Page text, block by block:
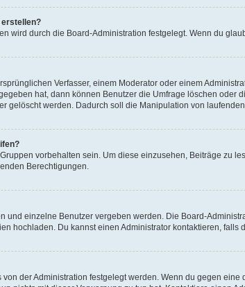
wird durch die Board-Administration festgelegt. Wenn du
Verfasser, einem Moderator oder einem
hat, dann können Benutzer die Umfrage löschen
gelöscht werden. Dadurch soll die Manipulation von
vorbehalten sein. Um diese einzusehen, Beiträge zu
Berechtigungen.
und einzelne Benutzer vergeben werden. Die Board-
hochladen. Du kannst einen Administrator kontaktieren,
der Administration festgelegt werden. Wenn du gegen